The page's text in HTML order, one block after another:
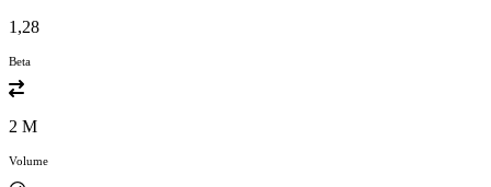
1,28
Beta
2 M
Volume